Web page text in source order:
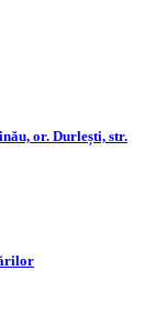
or. Durlești, str.